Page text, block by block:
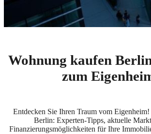
Wohnung kaufen
zum
Entdecken Sie Ihren Traum vom
Berlin: Experten-Tipps, aktuelle
Finanzierungsmöglichkeiten für Ihre